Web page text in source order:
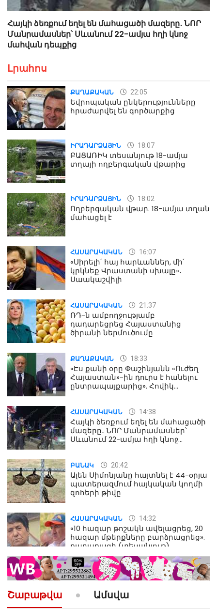
Հայկի ձեռքում եղել են մահացածի մազերը․ ՆՈՐ
Մանրամասներ՝ Սևանում 22-ամյա հղի կնոջ
մահվան դեպքից
Լրահոս
ՔԱՂԱՔԱԿԱՆ 22:05
Եվրոպական ընկերությունները
հրաժարվել են գործարքից
ԻՐԱԴԱՐՁԱՅԻՆ 18:07
ԲԱՑԱՌԻԿ տեսանյութ 18-ամյա
տղայի ողբերգական վթարից
ԻՐԱԴԱՐՁԱՅԻՆ 18:02
Ողբերգական վթար. 18-ամյա տղան
մահացել է
ՀԱՍԱՐԱԿԱԿԱՆ 16:07
«Սիրելի՛ հայ հարևաններ, մի՛
կրկնեք Վրաստանի սխալը»․
Սաակաշվիլի
ՀԱՍԱՐԱԿԱԿԱՆ 21:37
ՌԴ-ն ամբողջությամբ
դադարեցրեց Հայաստանից
ծիրանի ներմուծումը
ՔԱՂԱՔԱԿԱՆ 18:33
«Էս քանի օրը Փաշինյանն «Ուժեղ
Հայաստան»-ին դուրս է հանելու
ընտրապայքարից». Հովիկ
ՀԱՍԱՐԱԿԱԿԱՆ 14:38
Հայկի ձեռքում եղել են մահացածի
մազերը․ ՆՈՐ Մանրամասներ՝
Սևանում 22-ամյա հղի կնոջ
ԲԱՆԱԿ 20:42
Ալեն Սիմոնյանը հայտնել է 44-օրյա
պատերազմում հայկական կողմի
զոհերի թիվը
ՀԱՍԱՐԱԿԱԿԱՆ 14:32
«10 հազար թոշակն ավելացրեց, 20
հազար մթերքները բարձրացրեց».
քաղաքացի (տեսանյութ)
ՔԱՂԱՔԱԿԱՆ 10:52
«Լեզվիդ տալու փոխարեն
արտաբերիր այս երկու
նախադասությունը»․ Իշխան
Շաբաթվա Ամսվա